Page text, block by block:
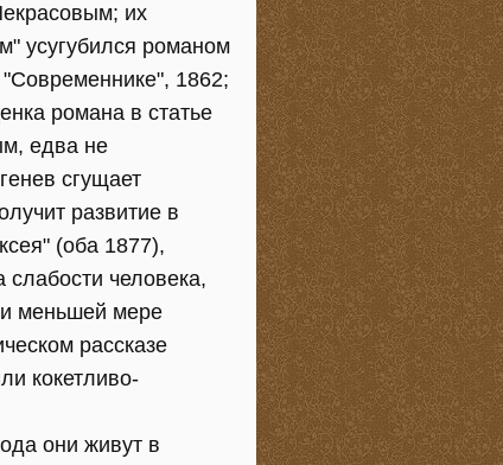
их
усугубился романом
1862;
романа в статье
едва не
сгущает
развитие в
(оба 1877),
человека,
меньшей мере
рассказе
кокетливо-
они живут в